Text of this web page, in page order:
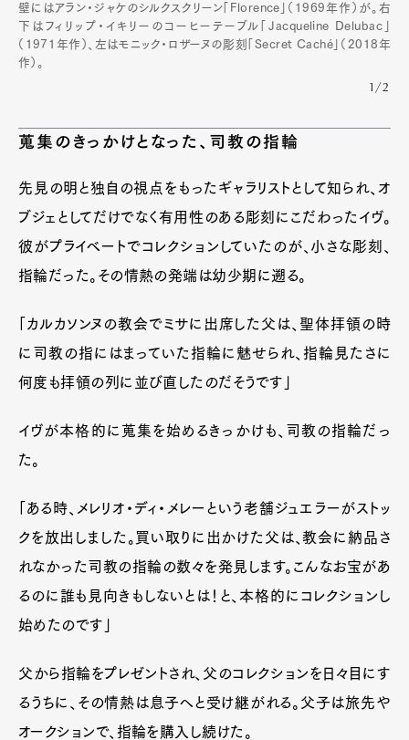
Product Culture Lifestyle
Pen Membership
Magazine
壁にはアラン・ジャケのシルクスクリーン「Florence」（1969年作）が。右
下はフィリップ・イキリーのコーヒーテーブル「Jacqueline Delubac」
（1971年作）、左はモニック・ロザーヌの彫刻「Secret Caché」（2018年
作）。
1/2
蒐集のきっかけとなった、司教の指輪
先見の明と独自の視点をもったギャラリストとして知られ、オ
ブジェとしてだけでなく有用性のある彫刻にこだわったイヴ。
彼がプライベートでコレクションしていたのが、小さな彫刻、
指輪だった。その情熱の発端は幼少期に遡る。
「カルカソンヌの教会でミサに出席した父は、聖体拝領の時
に司教の指にはまっていた指輪に魅せられ、指輪見たさに
何度も拝領の列に並び直したのだそうです」
イヴが本格的に蒐集を始めるきっかけも、司教の指輪だっ
た。
「ある時、メレリオ・ディ・メレーという老舗ジュエラーがストッ
クを放出しました。買い取りに出かけた父は、教会に納品さ
れなかった司教の指輪の数々を発見します。こんなお宝があ
るのに誰も見向きもしないとは！と、本格的にコレクションし
始めたのです」
父から指輪をプレゼントされ、父のコレクションを日々目にす
るうちに、その情熱は息子へと受け継がれる。父子は旅先や
オークションで、指輪を購入し続けた。